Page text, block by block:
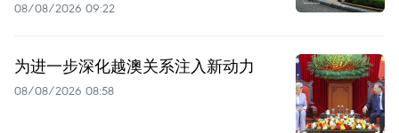
08/08/2026 09:22
为进一步深化越澳关系注入新动力
08/08/2026 08:58